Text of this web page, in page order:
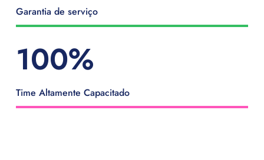
Garantia de serviço
100%
Time Altamente Capacitado